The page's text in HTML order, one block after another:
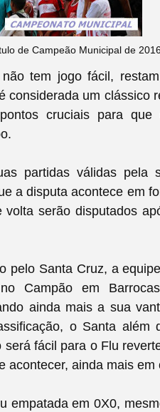
de Campeão Municipal de
tem jogo fácil,
considerada um clássico
cruciais para que
partidas válidas pela
a disputa acontece em
serão disputados
pelo Santa Cruz, a
Campão em
ainda mais a sua
o Santa além
fácil para o Flu
acontecer, ainda mais em
empatada em 0X0,